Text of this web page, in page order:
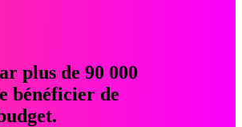
plus de 90 000
bénéficier de